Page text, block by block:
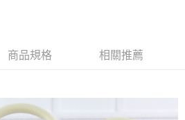
認證，即可結帳。
享後付」後，將跳轉至「AFTEE先享後付」
金額後，即可完成結帳。
商品規格 相關推薦